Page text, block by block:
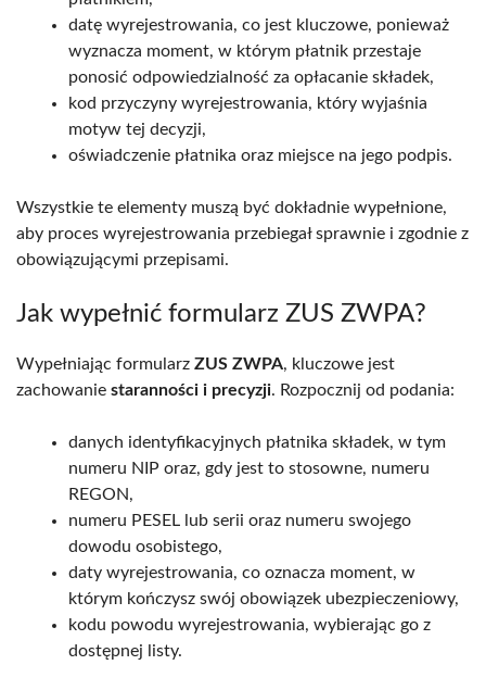
datę wyrejestrowania, co jest kluczowe, ponieważ
wyznacza moment, w którym płatnik przestaje
ponosić odpowiedzialność za opłacanie składek,
kod przyczyny wyrejestrowania, który wyjaśnia
motyw tej decyzji,
oświadczenie płatnika oraz miejsce na jego podpis.
Wszystkie te elementy muszą być dokładnie wypełnione,
aby proces wyrejestrowania przebiegał sprawnie i zgodnie z
obowiązującymi przepisami.
Jak wypełnić formularz ZUS ZWPA?
Wypełniając formularz ZUS ZWPA, kluczowe jest
zachowanie staranności i precyzji. Rozpocznij od podania:
danych identyfikacyjnych płatnika składek, w tym
numeru NIP oraz, gdy jest to stosowne, numeru
REGON,
numeru PESEL lub serii oraz numeru swojego
dowodu osobistego,
daty wyrejestrowania, co oznacza moment, w
którym kończysz swój obowiązek ubezpieczeniowy,
kodu powodu wyrejestrowania, wybierając go z
dostępnej listy.